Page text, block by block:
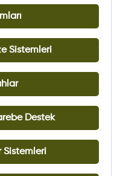
Sistemleri
Destek
Sistemleri